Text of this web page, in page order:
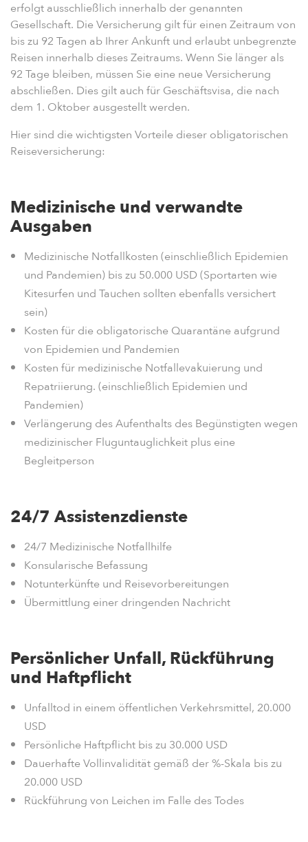
erfolgt ausschließlich innerhalb der genannten
Gesellschaft. Die Versicherung gilt für einen Zeitraum von
bis zu 92 Tagen ab Ihrer Ankunft und erlaubt unbegrenzte
Reisen innerhalb dieses Zeitraums. Wenn Sie länger als
92 Tage bleiben, müssen Sie eine neue Versicherung
abschließen. Dies gilt auch für Geschäftsvisa, die nach
dem 1. Oktober ausgestellt werden.
Hier sind die wichtigsten Vorteile dieser obligatorischen
Reiseversicherung:
Medizinische und verwandte
Ausgaben
Medizinische Notfallkosten (einschließlich Epidemien
und Pandemien) bis zu 50.000 USD (Sportarten wie
Kitesurfen und Tauchen sollten ebenfalls versichert
sein)
Kosten für die obligatorische Quarantäne aufgrund
von Epidemien und Pandemien
Kosten für medizinische Notfallevakuierung und
Repatriierung. (einschließlich Epidemien und
Pandemien)
Verlängerung des Aufenthalts des Begünstigten wegen
medizinischer Fluguntauglichkeit plus eine
Begleitperson
24/7 Assistenzdienste
24/7 Medizinische Notfallhilfe
Konsularische Befassung
Notunterkünfte und Reisevorbereitungen
Übermittlung einer dringenden Nachricht
Persönlicher Unfall, Rückführung
und Haftpflicht
Unfalltod in einem öffentlichen Verkehrsmittel, 20.000
USD
Persönliche Haftpflicht bis zu 30.000 USD
Dauerhafte Vollinvalidität gemäß der %-Skala bis zu
20.000 USD
Rückführung von Leichen im Falle des Todes